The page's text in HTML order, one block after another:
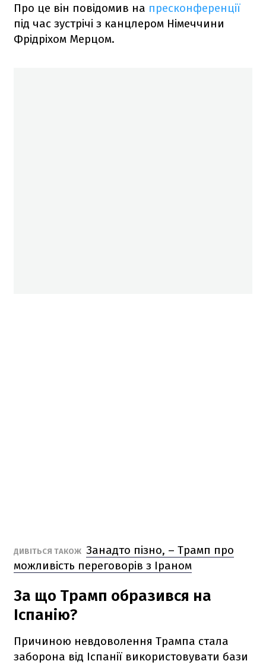
Про це він повідомив на пресконференції
під час зустрічі з канцлером Німеччини
Фрідріхом Мерцом.
ДИВІТЬСЯ ТАКОЖ Занадто пізно, – Трамп про
можливість переговорів з Іраном
За що Трамп образився на
Іспанію?
Причиною невдоволення Трампа стала
заборона від Іспанії використовувати бази